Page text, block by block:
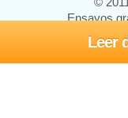
Leer
Ensayos